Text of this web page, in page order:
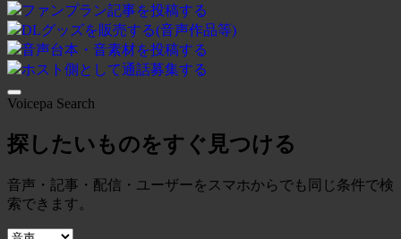
ファンプラン記事を投稿する
DLグッズを販売する(音声作品等)
音声台本・音素材を投稿する
ホスト側として通話募集する
Voicepa Search
探したいものをすぐ見つける
音声・記事・配信・ユーザーをスマホからでも同じ条件で検
索できます。
検